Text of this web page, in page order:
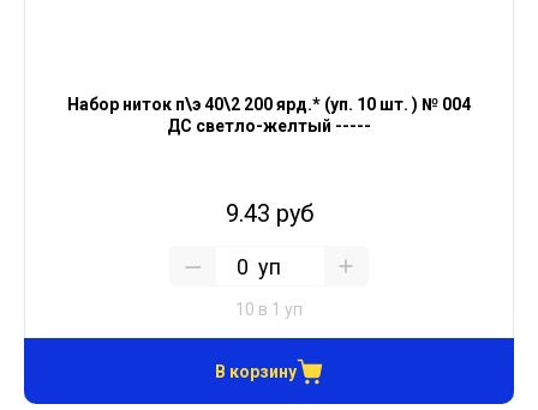
Набор ниток п\э 40\2 200 ярд.* (уп. 10 шт. ) № 004
ДС светло-желтый -----
9.43 руб
уп
10 в 1 уп
В корзину